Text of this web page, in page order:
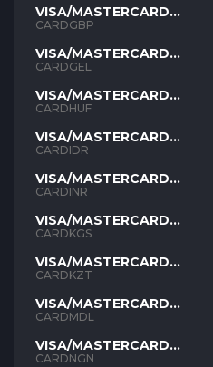
VISA/MASTERCARD
GBP
CARDGBP
VISA/MASTERCARD
GEL
CARDGEL
VISA/MASTERCARD
HUF
CARDHUF
VISA/MASTERCARD
IDR
CARDIDR
VISA/MASTERCARD
INR
CARDINR
VISA/MASTERCARD
KGS
CARDKGS
VISA/MASTERCARD
KZT
CARDKZT
VISA/MASTERCARD
MDL
CARDMDL
VISA/MASTERCARD
NGN
CARDNGN